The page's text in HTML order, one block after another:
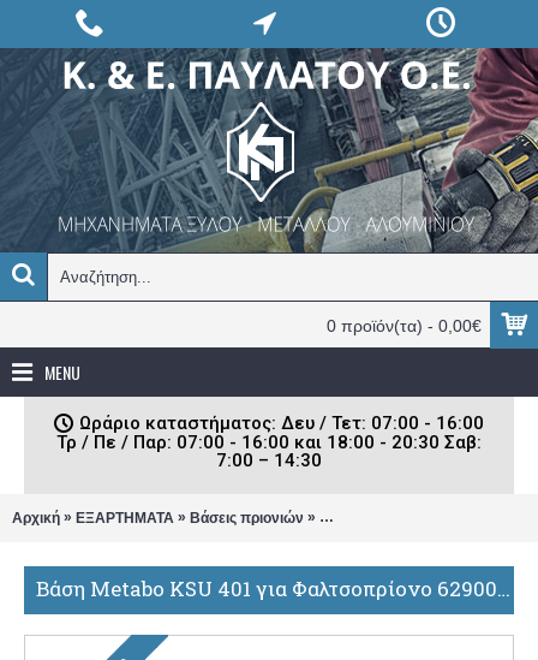
0 προϊόν(τα) - 0,00€
MENU
Ωράριο καταστήματος: Δευ / Τετ: 07:00 - 16:00
Τρ / Πε / Παρ: 07:00 - 16:00 και 18:00 - 20:30 Σαβ:
7:00 – 14:30
Αρχική » ΕΞΑΡΤΗΜΑΤΑ » Βάσεις πριονιών » Βάση Metabo KSU 401 για
Βάση Metabo KSU 401 για Φαλτσοπρίονο 629006000